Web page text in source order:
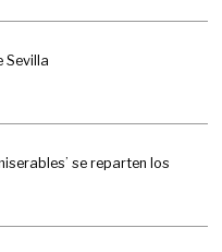
Sevilla
se reparten los